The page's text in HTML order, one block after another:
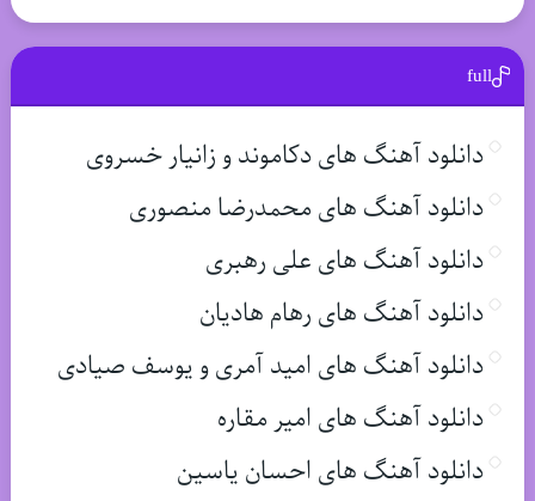
full
دانلود آهنگ های دکاموند و زانیار خسروی
دانلود آهنگ های محمدرضا منصوری
دانلود آهنگ های علی رهبری
دانلود آهنگ های رهام هادیان
دانلود آهنگ های امید آمری و یوسف صیادی
دانلود آهنگ های امیر مقاره
دانلود آهنگ های احسان یاسین